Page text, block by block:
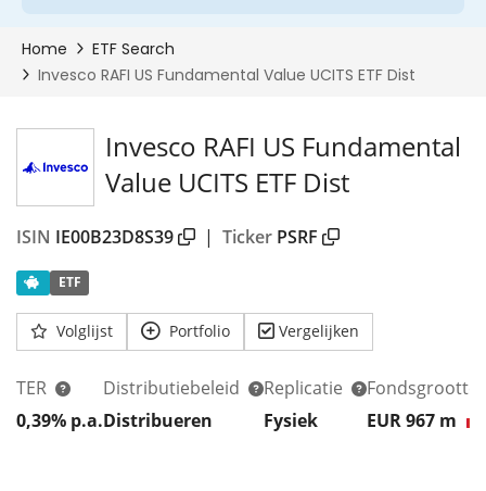
Invesco RAFI US Fundamental
Value UCITS ETF Dist
ISIN IE00B23D8S39 | Ticker PSRF
ETF
Volglijst Portfolio Vergelijken
TER
0,39% p.a.
Distributiebeleid
Distribueren
Replicatie
Fysiek
Fondsgrootte
EUR 967 m